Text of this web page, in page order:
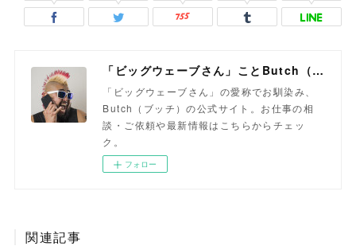
「ビッグウェーブさん」ことButch（ブッチ）
「ビッグウェーブさん」の愛称でお馴染み、
Butch（ブッチ）の公式サイト。お仕事の相
談・ご依頼や最新情報はこちらからチェッ
ク。
フォロー
関連記事